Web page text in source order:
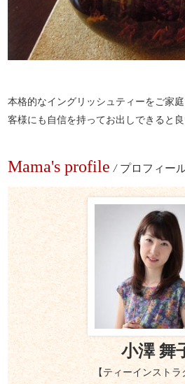
本格的なイングリッシュティーをご家
客様にも自信を持ってお出しできると良
Mama's profile / プロフィー
小澤 舞
【ティーインストラ